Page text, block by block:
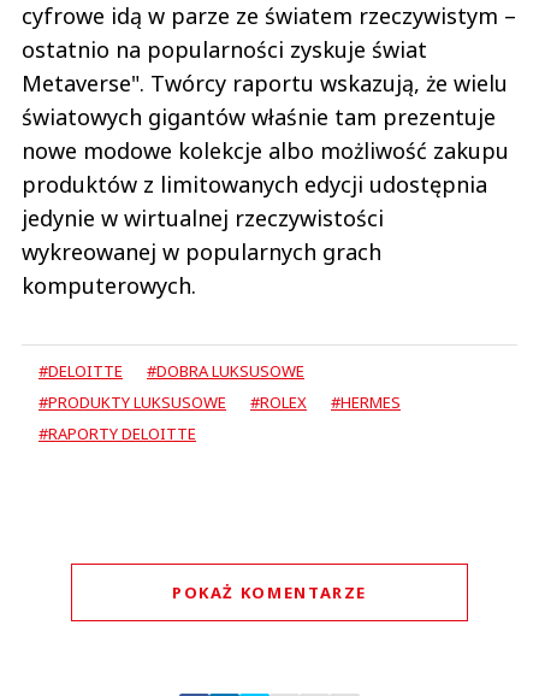
cyfrowe idą w parze ze światem rzeczywistym –
ostatnio na popularności zyskuje świat
Metaverse". Twórcy raportu wskazują, że wielu
światowych gigantów właśnie tam prezentuje
nowe modowe kolekcje albo możliwość zakupu
produktów z limitowanych edycji udostępnia
jedynie w wirtualnej rzeczywistości
wykreowanej w popularnych grach
komputerowych.
#DELOITTE
#DOBRA LUKSUSOWE
#PRODUKTY LUKSUSOWE
#ROLEX
#HERMES
#RAPORTY DELOITTE
POKAŻ KOMENTARZE